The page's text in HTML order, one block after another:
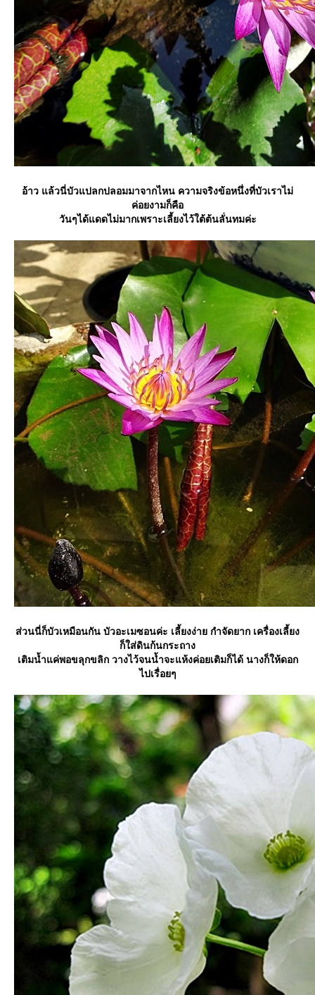
อ้าว แล้วนี่บัวแปลกปลอมมาจากไหน ความจริงข้อหนึ่งที่บัวเราไม่
ค่อยงามก็คือ
วันๆได้แดดไม่มากเพราะเลี้ยงไว้ใต้ต้นลั่นทมค่ะ
ส่วนนี่ก็บัวเหมือนกัน บัวอะเมซอนค่ะ เลี้ยงง่าย กำจัดยาก เครื่องเลี้ยง
ก็ใส่ดินก้นกระถาง
เติมน้ำแค่พอขลุกขลิก วางไว้จนน้ำจะแห้งค่อยเติมก็ได้ นางก็ให้ดอก
ไปเรื่อยๆ